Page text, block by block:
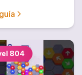
804